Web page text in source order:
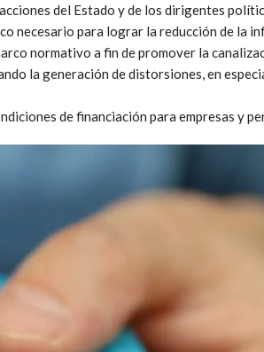
del Estado y de los dirigentes
necesario para lograr la reducción de la
normativo a fin de promover la
la generación de distorsiones, en
de financiación para empresas y